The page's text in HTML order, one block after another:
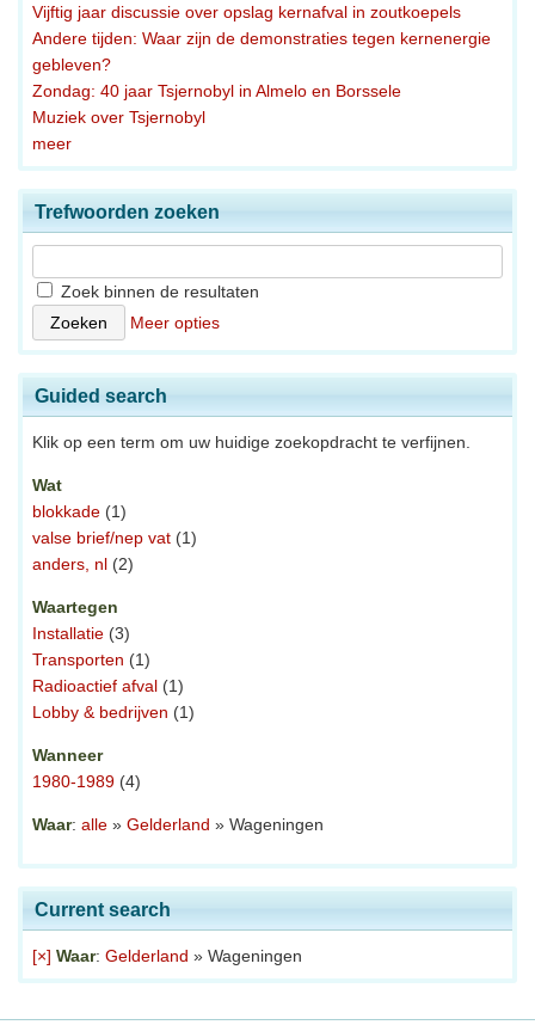
Vijftig jaar discussie over opslag kernafval in zoutkoepels
Andere tijden: Waar zijn de demonstraties tegen kernenergie
gebleven?
Zondag: 40 jaar Tsjernobyl in Almelo en Borssele
Muziek over Tsjernobyl
meer
Trefwoorden zoeken
Zoek binnen de resultaten
Meer opties
Guided search
Klik op een term om uw huidige zoekopdracht te verfijnen.
Wat
blokkade (1)
valse brief/nep vat (1)
anders, nl (2)
Waartegen
Installatie (3)
Transporten (1)
Radioactief afval (1)
Lobby & bedrijven (1)
Wanneer
1980-1989 (4)
Waar: alle » Gelderland » Wageningen
Current search
[×] Waar: Gelderland » Wageningen